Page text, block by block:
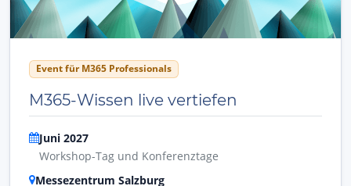
Event für M365 Professionals
M365-Wissen live vertiefen
Juni 2027
Workshop-Tag und Konferenztage
Messezentrum Salzburg